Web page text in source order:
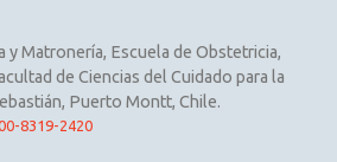
y Matronería, Escuela de Obstetricia,
de Ciencias del Cuidado para la
Puerto Montt, Chile.
8319-2420